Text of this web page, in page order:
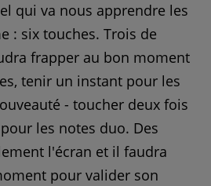
qui va nous apprendre les
: six touches. Trois de
frapper au bon moment
tenir un instant pour les
- toucher deux fois
les notes duo. Des
l'écran et il faudra
pour valider son